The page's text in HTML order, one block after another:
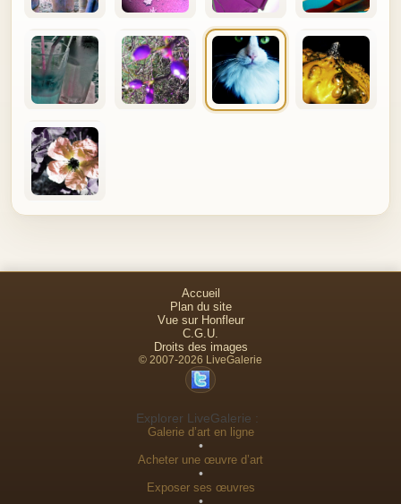
Accueil
Plan du site
Vue sur Honfleur
C.G.U.
Droits des images
© 2007-2026 LiveGalerie
Explorer LiveGalerie :
Galerie d’art en ligne
•
Acheter une œuvre d’art
•
Exposer ses œuvres